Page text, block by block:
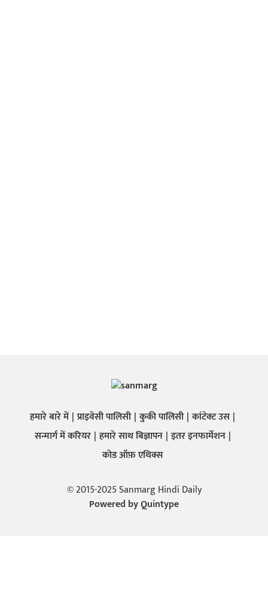
हमारे बारे में प्राइवेसी पालिसी कुकी पालिसी कांटेक्ट उस
सन्मार्ग में करियर हमारे साथ बिज्ञापन इतर इनफार्मेशन
कोड ऑफ़ एथिक्स
© 2015-2025 Sanmarg Hindi Daily
Powered byQuintype